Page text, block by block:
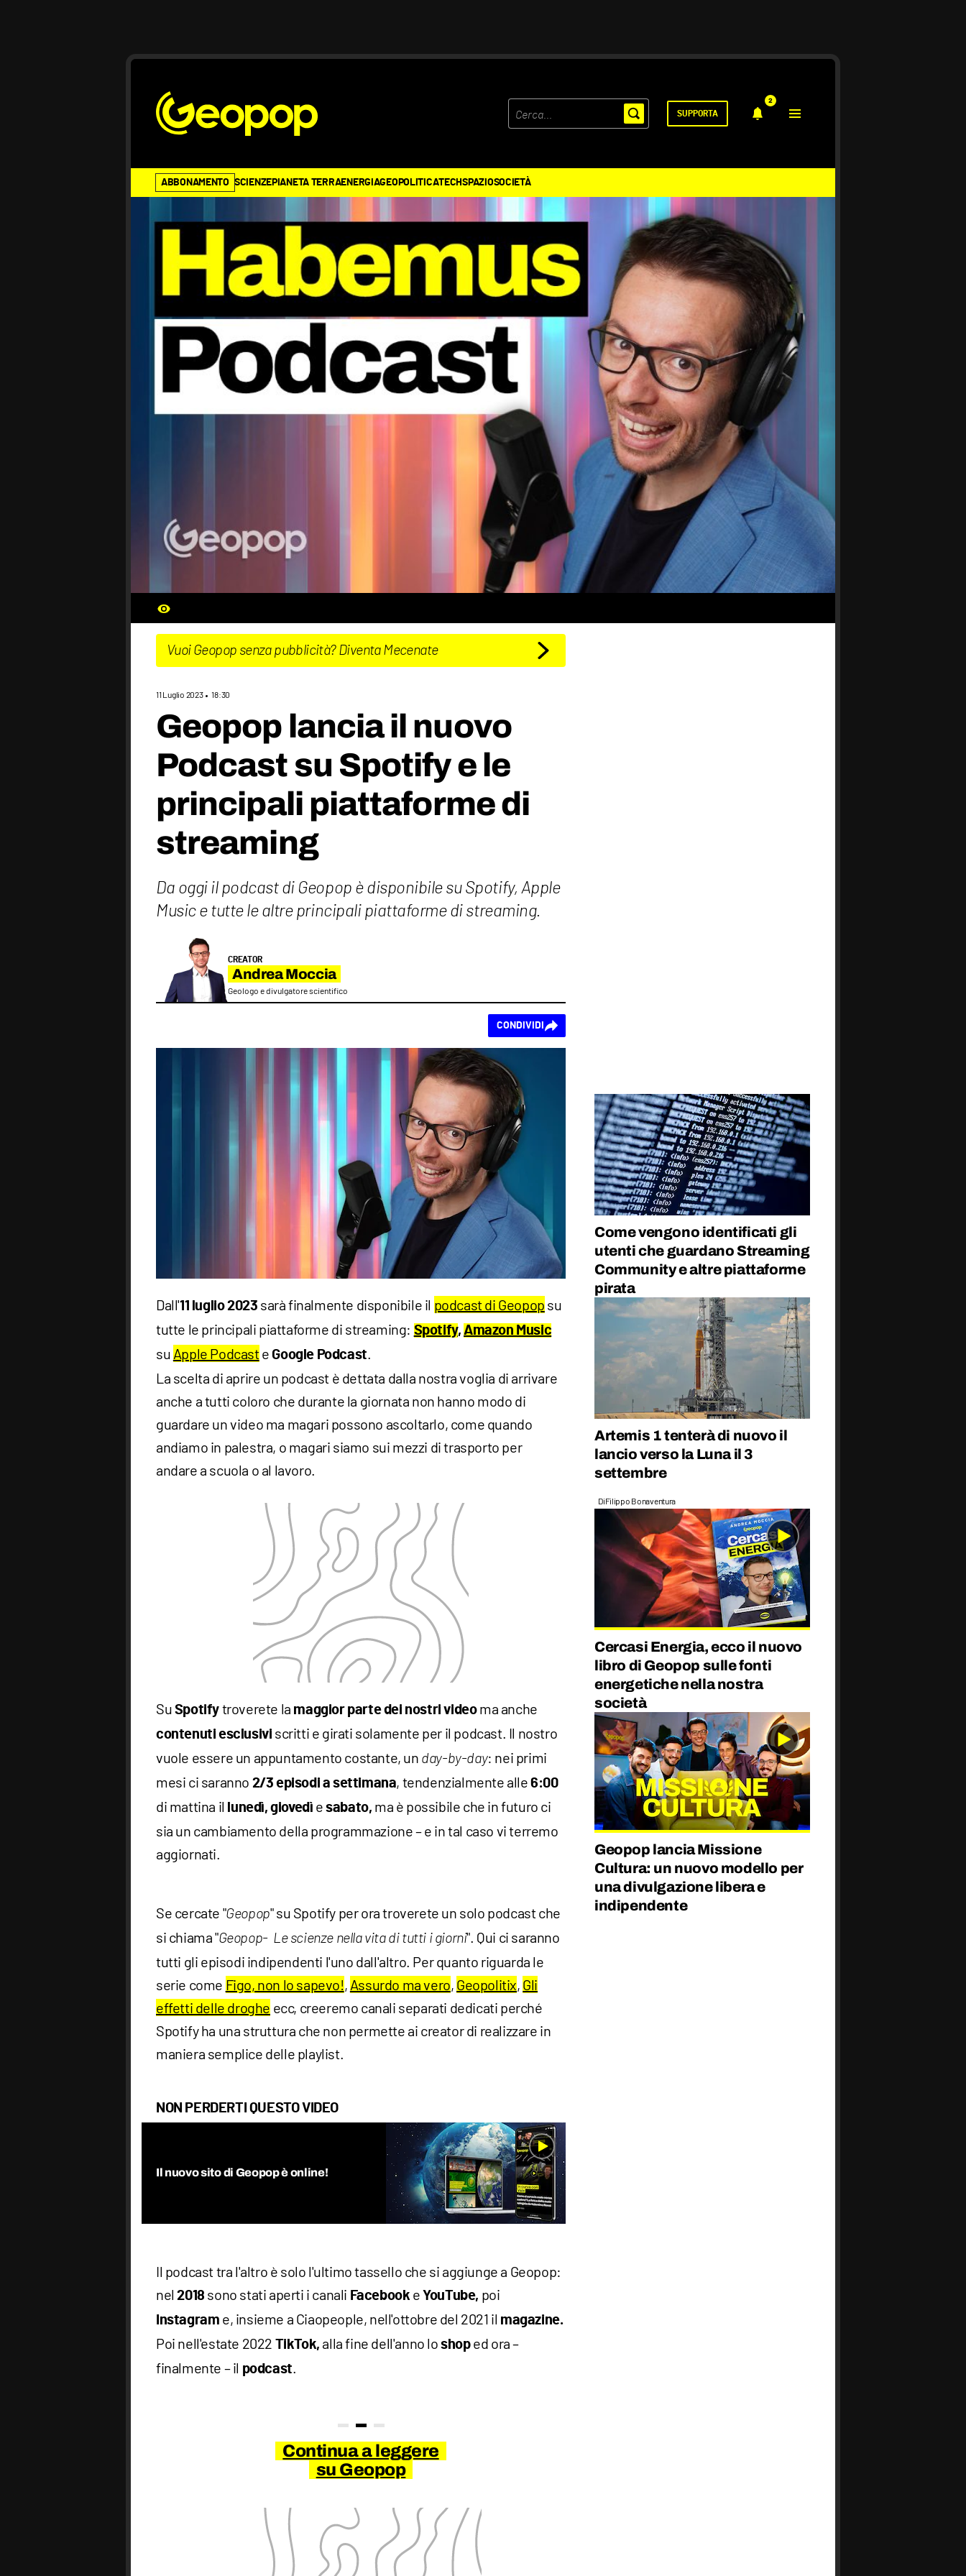
2
SUPPORTA
ABBONAMENTO SCIENZEPIANETA TERRAENERGIAGEOPOLITICATECHSPAZIOSOCIETÀ
Vuoi Geopop senza pubblicità? Diventa Mecenate
11 Luglio 2023 18:30
Geopop lancia il nuovo
Podcast su Spotify e le
principali piattaforme di
streaming
Da oggi il podcast di Geopop è disponibile su Spotify, Apple
Music e tutte le altre principali piattaforme di streaming.
CREATOR
Andrea Moccia
Geologo e divulgatore scientifico
CONDIVIDI
Dall'11 luglio 2023 sarà finalmente disponibile il podcast di Geopop su
tutte le principali piattaforme di streaming: Spotify, Amazon Music
su Apple Podcaste Google Podcast.
La scelta di aprire un podcast è dettata dalla nostra voglia di arrivare
anche a tutti coloro che durante la giornata non hanno modo di
guardare un video ma magari possono ascoltarlo, come quando
andiamo in palestra, o magari siamo sui mezzi di trasporto per
andare a scuola o al lavoro.
Su Spotify troverete la maggior parte dei nostri videoma anche
contenuti esclusivi scritti e girati solamente per il podcast. Il nostro
vuole essere un appuntamento costante, un day-by-day: nei primi
mesi ci saranno 2/3 episodi a settimana, tendenzialmente alle6:00
di mattina il lunedì, giovedì esabato, ma è possibile che in futuro ci
sia un cambiamento della programmazione – e in tal caso vi terremo
aggiornati.
Se cercate "Geopop" su Spotify per ora troverete un solo podcast che
si chiama "Geopop- Le scienze nella vita di tutti i giorni". Qui ci saranno
tutti gli episodi indipendenti l'uno dall'altro. Per quanto riguarda le
serie come Figo, non lo sapevo!, Assurdo ma vero, Geopolitix, Gli
effetti delle droghe ecc, creeremo canali separati dedicati perché
Spotify ha una struttura che non permette ai creator di realizzare in
maniera semplice delle playlist.
NON PERDERTI QUESTO VIDEO
Il nuovo sito di Geopop è online!
Il podcast tra l'altro è solo l'ultimo tassello che si aggiunge a Geopop:
nel2018 sono stati aperti i canali Facebook eYouTube, poi
Instagram e, insieme a Ciaopeople, nell'ottobre del 2021 il magazine.
Poi nell'estate 2022 TikTok, alla fine dell'anno loshoped ora –
finalmente – il podcast
Continua a leggere
su Geopop
Come vengono identificati gli
utenti che guardano Streaming
Community e altre piattaforme
pirata
Artemis 1 tenterà di nuovo il
lancio verso la Luna il 3
settembre
DiFilippo Bonaventura
Cercasi Energia, ecco il nuovo
libro di Geopop sulle fonti
energetiche nella nostra
società
Geopop lancia Missione
Cultura: un nuovo modello per
una divulgazione libera e
indipendente